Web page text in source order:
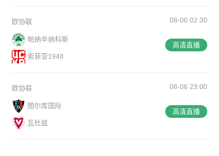
欧协联 08-06 02:30
帕纳辛纳科斯
索菲亚1948
高清直播
欧协联 08-06 23:00
图尔库国际
瓦杜兹
高清直播